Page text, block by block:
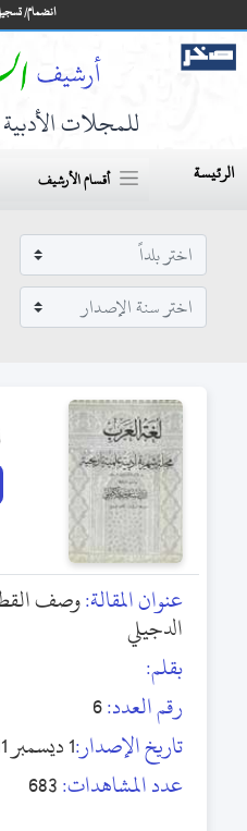
انضمام/
للمجلات الأدبية
الرئيسة أقسام الأرشيف
عنوان المقالة:وصف
الدجيلي
بقلم:
رقم العدد:6
تاريخ الإصدار:1 ديسمبر 1911
عدد المشاهدات:683